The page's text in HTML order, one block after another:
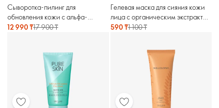
Сыворотка-пилинг для
обновления кожи с альфа-
гидроксикислотами (AHA)
12 990 ₸17 900 ₸
Гелевая маска для сияния кожи
лица с органическим экстрактом
манго Love Nature
590 ₸1 100 ₸